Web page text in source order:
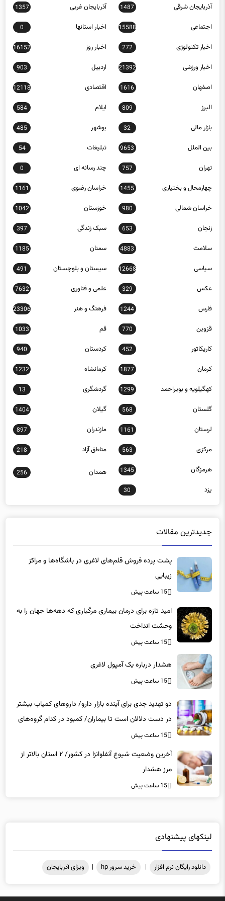
آذربایجان شرقی 1487 آذربایجان غربی 1357
اجتماعی 15588 اخبار استانها 0
اخبار تکنولوژی 272 اخبار روز 16152
اخبار ورزشی 21392 اردبیل 903
اصفهان 1616 اقتصادی 12118
البرز 809 ایلام 584
بازار مالی 32 بوشهر 485
بین الملل 9653 تبلیغات 54
تهران 757 چند رسانه ای 0
چهارمحال و بختیاری 1455 خراسان رضوی 1161
خراسان شمالی 980 خوزستان 1042
زنجان 653 سبک زندگی 397
سلامت 4883 سمنان 1185
سیاسی 12668 سیستان و بلوچستان 491
عکس 329 علمی و فناوری 7632
فارس 1244 فرهنگ و هنر 23306
قزوین 770 قم 1033
کاریکاتور 452 کردستان 940
کرمان 1877 کرمانشاه 1232
کهگیلویه و بویراحمد 1299 گردشگری 13
گلستان 568 گیلان 1404
لرستان 1161 مازندران 897
مرکزی 563 مناطق آزاد 218
هرمزگان 1345 همدان 256
یزد 30
جدیدترین مقالات
پشت پرده فروش قلم‌های لاغری در باشگاه‌ها و مراکز
زیبایی
15 ساعت پیش
امید تازه برای درمان بیماری مرگباری که دهه‌ها جهان را به
وحشت انداخت
15 ساعت پیش
هشدار درباره یک آمپول لاغری
15 ساعت پیش
دو تهدید جدی برای آینده بازار دارو/ داروهای کمیاب بیشتر
در دست دلالان است تا بیماران/ کمبود در کدام گروه‌های
دارویی محسوس‌تر است؟
15 ساعت پیش
آخرین وضعیت شیوع آنفلوانزا در کشور/ ۲ استان بالاتر از
مرز هشدار
15 ساعت پیش
لینکهای پیشنهادی
دانلود رایگان نرم افزار | خرید سرور hp | ویزای آذربایجان